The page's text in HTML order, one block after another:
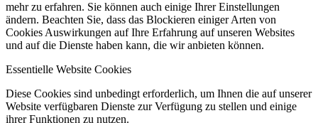
mehr zu erfahren. Sie können auch einige Ihrer Einstellungen
ändern. Beachten Sie, dass das Blockieren einiger Arten von
Cookies Auswirkungen auf Ihre Erfahrung auf unseren Websites
und auf die Dienste haben kann, die wir anbieten können.
Essentielle Website Cookies
Diese Cookies sind unbedingt erforderlich, um Ihnen die auf unserer
Website verfügbaren Dienste zur Verfügung zu stellen und einige
ihrer Funktionen zu nutzen.